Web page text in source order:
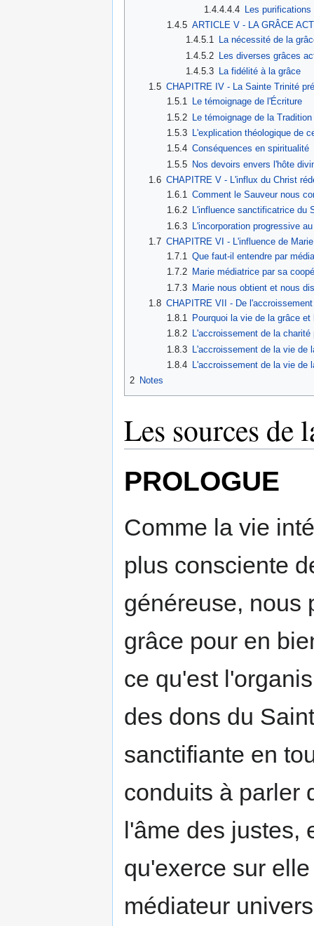
1.4.4.4.4 Les
1.4.5 ARTICLE V - LA GRÂCE
1.4.5.1
La nécessité de la
1.4.5.2 Les diverses grâces
1.4.5.3
La fidélité à la grâce
1.5 CHAPITRE IV - La Sainte Trinité
1.5.1 Le témoignage de l'Écriture
1.5.2 Le témoignage de la Tradition
1.5.3
L'explication théologique de
1.5.4 Conséquences en spiritualité
1.5.5 Nos devoirs envers l'hôte
1.6 CHAPITRE V - L'influx du Christ
1.6.1
Comment le Sauveur nous
1.6.2 L'influence sanctificatrice du
1.6.3 L'incorporation progressive
1.7 CHAPITRE VI - L'influence de
1.7.1
Que faut-il entendre par
1.7.2 Marie médiatrice par sa
1.7.3 Marie nous obtient et nous
1.8 CHAPITRE VII - De
1.8.1
Pourquoi la vie de la grâce
1.8.2 L'accroissement de la
1.8.3 L'accroissement de la vie de
1.8.4
L'accroissement de la vie
2 Notes
Les sources de
PROLOGUE
Comme la vie
plus consciente
généreuse, nous
grâce pour en
ce qu'est
des dons du
sanctifiante en
conduits à parler
l'âme des justes,
qu'exerce sur
médiateur